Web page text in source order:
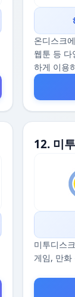
온디스크
웹툰 등 다
하게 이용
12. 미
미투디스
게임, 만화